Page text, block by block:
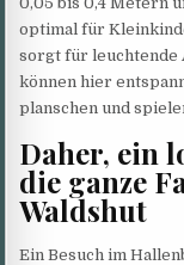
optimal für
sorgt für leuchtende
können hier
planschen und
Daher, ein
die ganze
Waldshut
Ein Besuch im